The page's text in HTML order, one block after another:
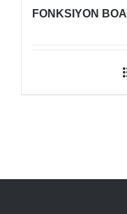
FONKSIYON